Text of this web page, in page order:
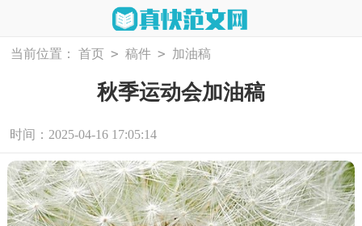
当前位置： 首页 > 稿件 > 加油稿
秋季运动会加油稿
时间：2025-04-16 17:05:14